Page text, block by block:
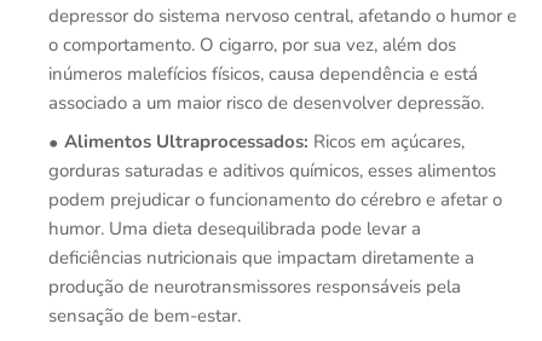
depressor do sistema nervoso central, afetando o humor e
o comportamento. O cigarro, por sua vez, além dos
inúmeros malefícios físicos, causa dependência e está
associado a um maior risco de desenvolver depressão.
Alimentos Ultraprocessados: Ricos em açúcares,
gorduras saturadas e aditivos químicos, esses alimentos
podem prejudicar o funcionamento do cérebro e afetar o
humor. Uma dieta desequilibrada pode levar a
deficiências nutricionais que impactam diretamente a
produção de neurotransmissores responsáveis pela
sensação de bem-estar.